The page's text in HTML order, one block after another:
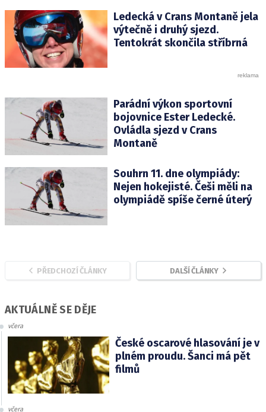
Ledecká v Crans Montaně jela
výtečně i druhý sjezd.
Tentokrát skončila stříbrná
Parádní výkon sportovní
bojovnice Ester Ledecké.
Ovládla sjezd v Crans
Montaně
Souhrn 11. dne olympiády:
Nejen hokejisté. Češi měli na
olympiádě spíše černé úterý
PŘEDCHOZÍ ČLÁNKY DALŠÍ ČLÁNKY
AKTUÁLNĚ SE DĚJE
včera
České oscarové hlasování je v
plném proudu. Šanci má pět
filmů
včera